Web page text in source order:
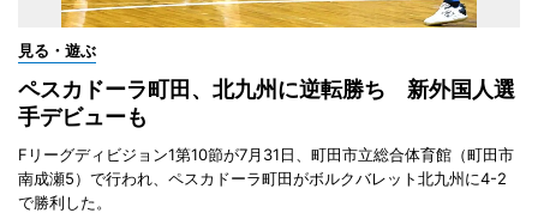
見る・遊ぶ
ペスカドーラ町田、北九州に逆転勝ち 新外国人選
手デビューも
Fリーグディビジョン1第10節が7月31日、町田市立総合体育館（町田市
南成瀬5）で行われ、ペスカドーラ町田がボルクバレット北九州に4-2
で勝利した。